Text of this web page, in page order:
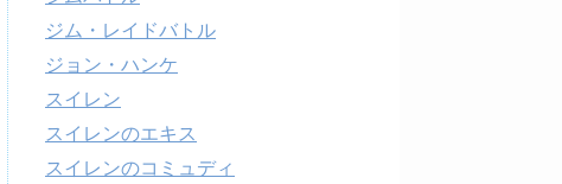
ジム・レイドバトル
ジョン・ハンケ
スイレン
スイレンのエキス
スイレンのコミュディ